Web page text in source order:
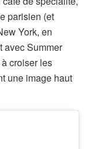
parisien (et
York, en
avec Summer
croiser les
une image haut